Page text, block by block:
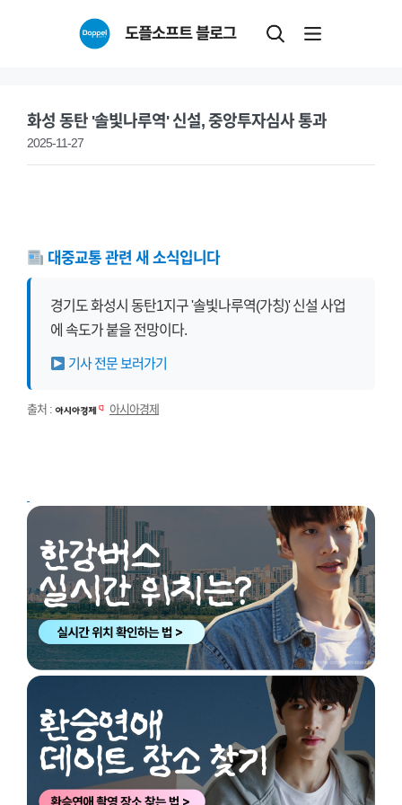
도플소프트 블로그
화성 동탄 '솔빛나루역' 신설, 중앙투자심사 통과
2025-11-27
대중교통 관련 새 소식입니다
경기도 화성시 동탄1지구 '솔빛나루역(가칭)' 신설 사업
에 속도가 붙을 전망이다.
기사 전문 보러가기
출처 : 아시아경제